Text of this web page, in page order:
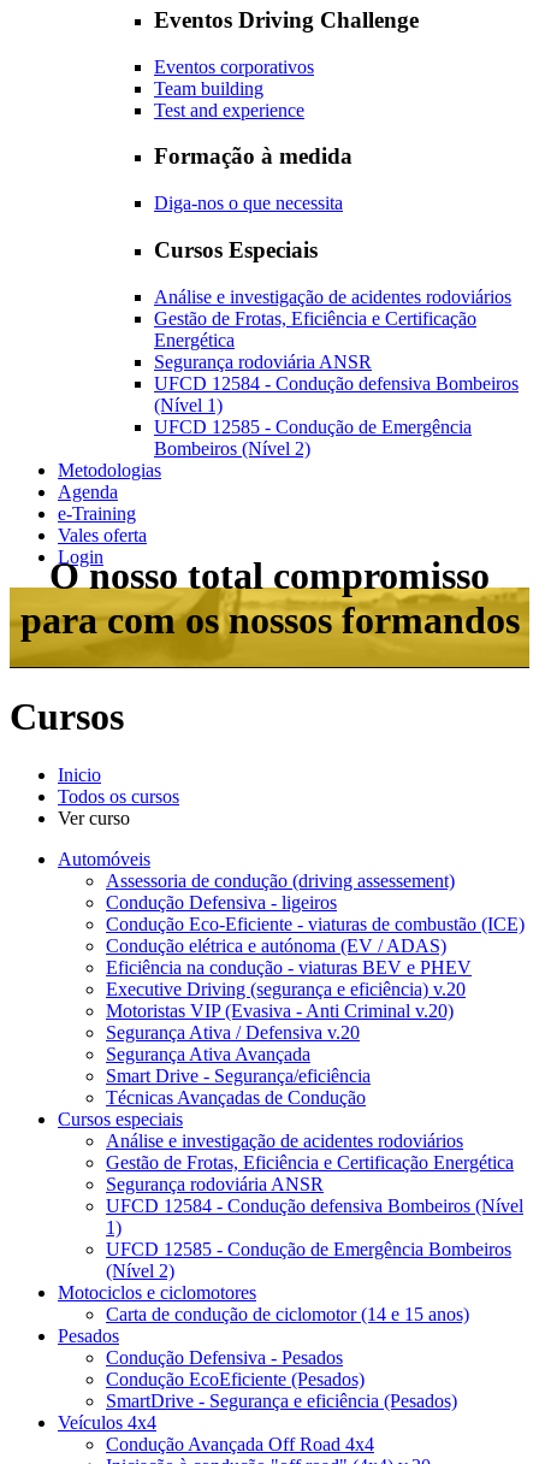
Eventos Driving Challenge
Eventos corporativos
Team building
Test and experience
Formação à medida
Diga-nos o que necessita
Cursos Especiais
Análise e investigação de acidentes rodoviários
Gestão de Frotas, Eficiência e Certificação
Energética
Segurança rodoviária ANSR
UFCD 12584 - Condução defensiva Bombeiros
(Nível 1)
UFCD 12585 - Condução de Emergência
Bombeiros (Nível 2)
Metodologias
Agenda
e-Training
Vales oferta
Login
O nosso total compromisso
para com os nossos formandos
Cursos
Inicio
Todos os cursos
Ver curso
Automóveis
Assessoria de condução (driving assessement)
Condução Defensiva - ligeiros
Condução Eco-Eficiente - viaturas de combustão (ICE)
Condução elétrica e autónoma (EV / ADAS)
Eficiência na condução - viaturas BEV e PHEV
Executive Driving (segurança e eficiência) v.20
Motoristas VIP (Evasiva - Anti Criminal v.20)
Segurança Ativa / Defensiva v.20
Segurança Ativa Avançada
Smart Drive - Segurança/eficiência
Técnicas Avançadas de Condução
Cursos especiais
Análise e investigação de acidentes rodoviários
Gestão de Frotas, Eficiência e Certificação Energética
Segurança rodoviária ANSR
UFCD 12584 - Condução defensiva Bombeiros (Nível
1)
UFCD 12585 - Condução de Emergência Bombeiros
(Nível 2)
Motociclos e ciclomotores
Carta de condução de ciclomotor (14 e 15 anos)
Pesados
Condução Defensiva - Pesados
Condução EcoEficiente (Pesados)
SmartDrive - Segurança e eficiência (Pesados)
Veículos 4x4
Condução Avançada Off Road 4x4